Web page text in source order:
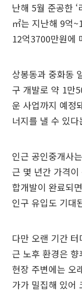
난해 5월 준공한
㎡는 지난해 9억
12억3700만원에
상봉동과 중화동
구 개발로 약 1만
운 사업까지 예정
너지를 낼 수 있
인근 공인중개사
근 몇 년간 가격
합개발이 완료되
인구 유입도 기대
다만 오랜 기간
근 노후 환경은
현장 주변에는 오
가가 밀집해 있어